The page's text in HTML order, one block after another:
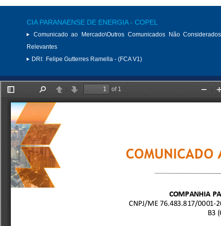
CIA PARANAENSE DE ENERGIA - COPEL
Comunicado ao Mercado\Outros Comunicados Não
Relevantes
DRI: Felipe Gutterres Ramella - (FCA V1)